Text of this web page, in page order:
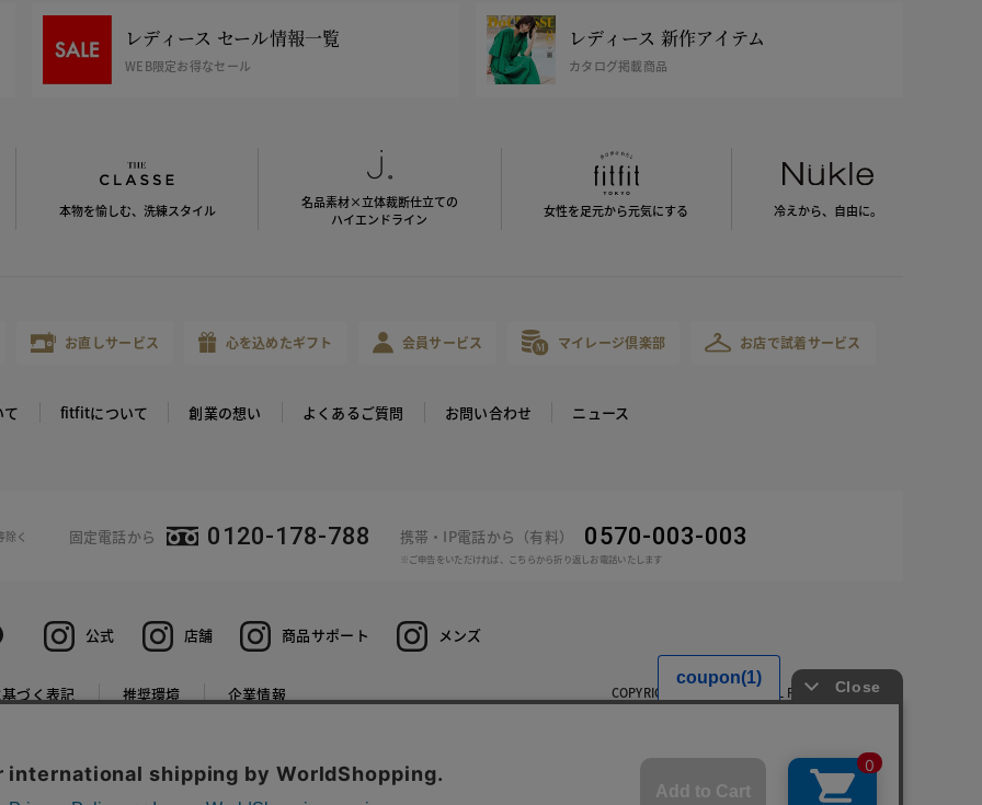
レディース セール情報一覧
WEB限定お得なセール
レディース 新作アイテム
カタログ掲載商品
本物を愉しむ、洗練スタイル
名品素材×立体裁断仕立ての
ハイエンドライン
女性を足元から元気にする 冷えから、 自由に。
お直しサービス 心を込めたギフト 会員サービス マイレージ倶楽部 お店で試着サービス
て fitfitについて 創業の想い よくあるご質問 お問い合わせ ニュース
く 固定電話から 0120-178-788 携帯・IP電話から（有料） 0570-003-003
※ご申告をいただければ、こちらから折り返しお電話いたします
公式 店舗 商品サポート メンズ
づく表記 推奨環境 企業情報 COPYRIGHT © DoCLASSE ALL RIGHTS RESERVED.